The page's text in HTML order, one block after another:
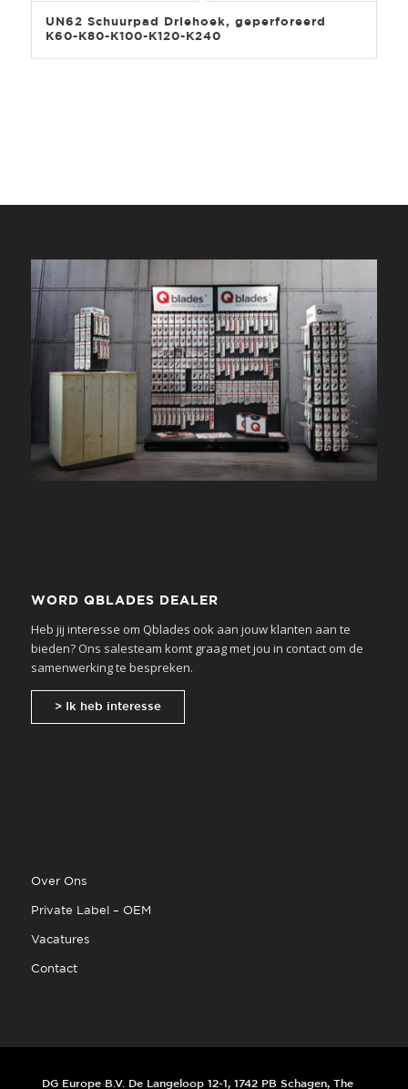
UN62 Schuurpad Driehoek, geperforeerd
K60-K80-K100-K120-K240
WORD QBLADES DEALER
Heb jij interesse om Qblades ook aan jouw klanten aan te
bieden? Ons salesteam komt graag met jou in contact om de
samenwerking te bespreken.
> Ik heb interesse
Over Ons
Private Label – OEM
Vacatures
Contact
DG Europe B.V. De Langeloop 12-1, 1742 PB Schagen, The